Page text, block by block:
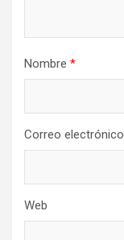
Nombre *
Correo electrónico
Web